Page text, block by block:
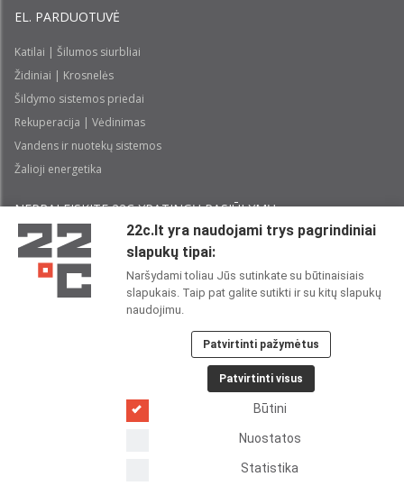
EL. PARDUOTUVĖ
Katilai | Šilumos siurbliai
Židiniai | Krosnelės
Šildymo sistemos priedai
Rekuperacija | Vėdinimas
Vandens ir nuotekų sistemos
Žalioji energetika
NEPRALEISKITE 22С YPATINGŲ PASIŪLYMŲ:
Perskaičiau ir sutinku su 22CPrivatumo politika
22C SOCIALINIUOSE TINKLUOSE:
22c.lt yra naudojami trys pagrindiniai
slapukų tipai:
Naršydami toliau Jūs sutinkate su būtinaisiais
slapukais. Taip pat galite sutikti ir su kitų slapukų
naudojimu.
Patvirtinti pažymėtus
Patvirtinti visus
Būtini
Nuostatos
Statistika